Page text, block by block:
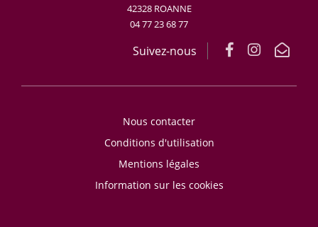
42328 ROANNE
04 77 23 68 77
Suivez-nous
Nous contacter
Conditions d'utilisation
Mentions légales
Information sur les cookies